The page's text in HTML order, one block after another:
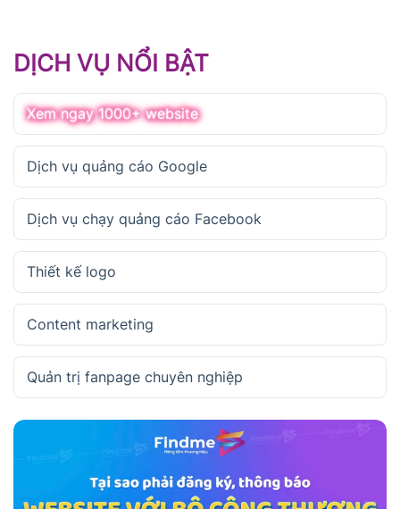
DỊCH VỤ NỔI BẬT
Xem ngay 1000+ website
Dịch vụ quảng cáo Google
Dịch vụ chạy quảng cáo Facebook
Thiết kế logo
Content marketing
Quản trị fanpage chuyên nghiệp